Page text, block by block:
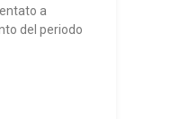
a
del periodo